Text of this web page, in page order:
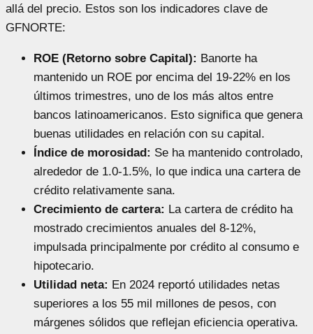
allá del precio. Estos son los indicadores clave de
GFNORTE:
ROE (Retorno sobre Capital): Banorte ha
mantenido un ROE por encima del 19-22% en los
últimos trimestres, uno de los más altos entre
bancos latinoamericanos. Esto significa que genera
buenas utilidades en relación con su capital.
Índice de morosidad: Se ha mantenido controlado,
alrededor de 1.0-1.5%, lo que indica una cartera de
crédito relativamente sana.
Crecimiento de cartera: La cartera de crédito ha
mostrado crecimientos anuales del 8-12%,
impulsada principalmente por crédito al consumo e
hipotecario.
Utilidad neta: En 2024 reportó utilidades netas
superiores a los 55 mil millones de pesos, con
márgenes sólidos que reflejan eficiencia operativa.